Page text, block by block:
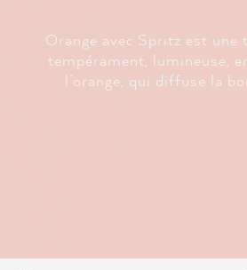
Orange avec Spritz est une
tempérament, lumineuse,
l’orange, qui diffuse la